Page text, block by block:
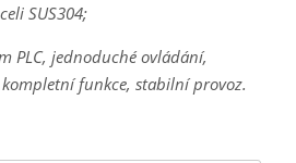
SUS304;
PLC, jednoduché ovládání,
funkce, stabilní provoz.